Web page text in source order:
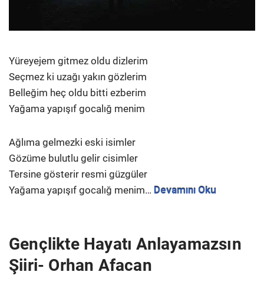
Yüreyejem gitmez oldu dizlerim
Seçmez ki uzağı yakın gözlerim
Belleğim heç oldu bitti ezberim
Yağama yapışıf gocalığ menim
Ağlıma gelmezki eski isimler
Gözüme bulutlu gelir cisimler
Tersine gösterir resmi güzgüler
Yağama yapışıf gocalığ menim… Devamını Oku
Gençlikte Hayatı Anlayamazsın
Şiiri- Orhan Afacan